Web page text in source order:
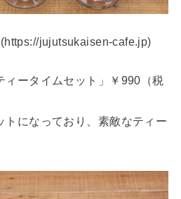
jujutsukaisen-cafe.jp)
ィータイムセット」￥990（税
トになっており、素敵なティー